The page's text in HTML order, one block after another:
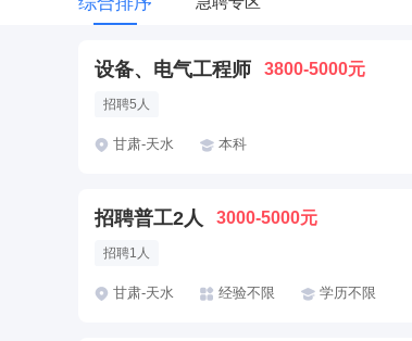
设备、电气工程师 3800-5000元
招聘5人
甘肃-天水 本科
招聘普工2人 3000-5000元
招聘1人
甘肃-天水 经验不限 学历不限